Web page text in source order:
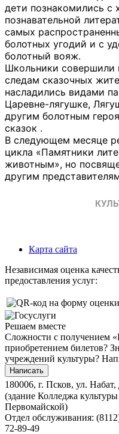
дети познакомились с
познавательной
самых
болотных угодий и с
болотный вояж.
Школьники совершили
следам сказочных
насладились видами
Царевне-лягушке,
другим болотным
сказок .
В следующем месяце
цикла «Памятники
животным», но
другим
Карта сайта
Независимая оценка
предоставления услуг:
Решаем вместе
Сложности с получением
приобретением билетов?
учреждений культуры?
Написать
180006, г. Псков, ул. Набат,
(здание Колледжа
Первомайской)
Отдел обслуживания:
72-89-49